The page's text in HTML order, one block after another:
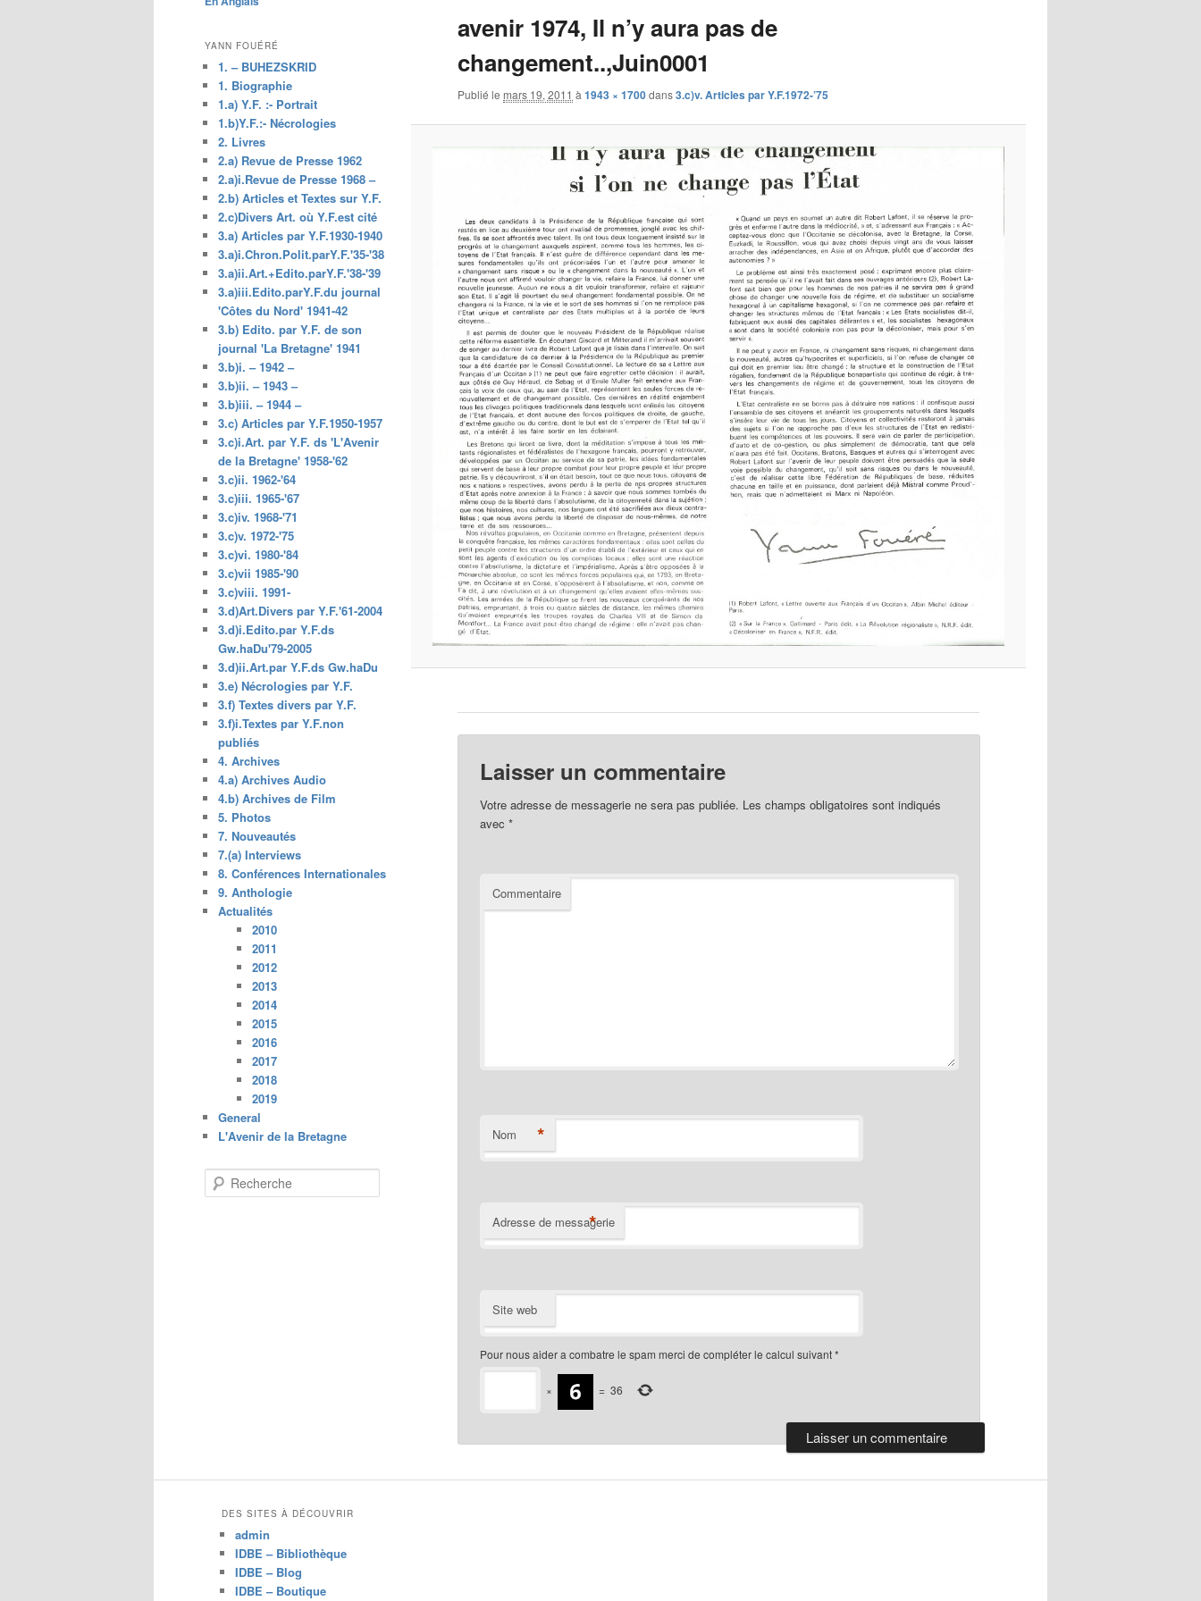
principal
avenir 1974, Il n’y aura pas de
changement..,Juin0001
Publié le mars 19, 2011 à 1943 × 1700dans3.c)v. Articles par Y.F.1972-’75
Laisser un commentaire
Votre adresse de messagerie ne sera pas publiée. Les champs obligatoires sont indiqués
avec*
Commentaire
Nom *
Adresse de messagerie
*
Site web
Pour nous aider a combatre le spam merci de compléter le calcul suivant*
× = 36
YANN FOUÉRÉ
1. – BUHEZSKRID
1. Biographie
1.a) Y.F. :- Portrait
1.b)Y.F.:- Nécrologies
2. Livres
2.a) Revue de Presse 1962
2.a)i.Revue de Presse 1968 –
2.b) Articles et Textes sur Y.F.
2.c)Divers Art. où Y.F.est cité
3.a) Articles par Y.F.1930-1940
3.a)i.Chron.Polit.parY.F.'35-'38
3.a)ii.Art.+Edito.parY.F.'38-'39
3.a)iii.Edito.parY.F.du journal
'Côtes du Nord' 1941-42
3.b) Edito. par Y.F. de son
journal 'La Bretagne' 1941
3.b)i. – 1942 –
3.b)ii. – 1943 –
3.b)iii. – 1944 –
3.c) Articles par Y.F.1950-1957
3.c)i.Art. par Y.F. ds 'L'Avenir
de la Bretagne' 1958-'62
3.c)ii. 1962-'64
3.c)iii. 1965-'67
3.c)iv. 1968-'71
3.c)v. 1972-'75
3.c)vi. 1980-'84
3.c)vii 1985-'90
3.c)viii. 1991-
3.d)Art.Divers par Y.F.'61-2004
3.d)i.Edito.par Y.F.ds
Gw.haDu'79-2005
3.d)ii.Art.par Y.F.ds Gw.haDu
3.e) Nécrologies par Y.F.
3.f) Textes divers par Y.F.
3.f)i.Textes par Y.F.non
publiés
4. Archives
4.a) Archives Audio
4.b) Archives de Film
5. Photos
7. Nouveautés
7.(a) Interviews
8. Conférences Internationales
9. Anthologie
Actualités
2010
2011
2012
2013
2014
2015
2016
2017
2018
2019
General
L'Avenir de la Bretagne
e
DES SITES À DÉCOUVRIR
admin
IDBE – Bibliothèque
IDBE – Blog
IDBE – Boutique